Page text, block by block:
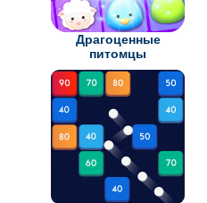
Драгоценные
питомцы